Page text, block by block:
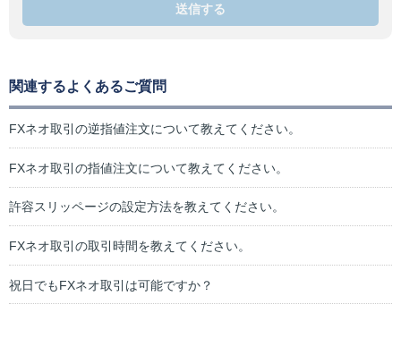
送信する
関連するよくあるご質問
FXネオ取引の逆指値注文について教えてください。
FXネオ取引の指値注文について教えてください。
許容スリッページの設定方法を教えてください。
FXネオ取引の取引時間を教えてください。
祝日でもFXネオ取引は可能ですか？